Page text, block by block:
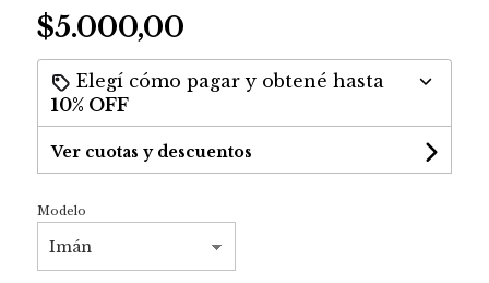
$5.000,00
Elegí cómo pagar y obtené hasta
10% OFF
Ver cuotas y descuentos
Modelo